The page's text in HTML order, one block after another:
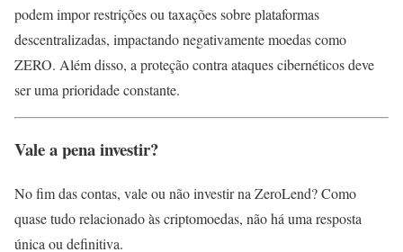
podem impor restrições ou taxações sobre plataformas
descentralizadas, impactando negativamente moedas como
ZERO. Além disso, a proteção contra ataques cibernéticos deve
ser uma prioridade constante.
Vale a pena investir?
No fim das contas, vale ou não investir na ZeroLend? Como
quase tudo relacionado às criptomoedas, não há uma resposta
única ou definitiva.